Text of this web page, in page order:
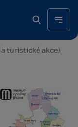
turistické akce/